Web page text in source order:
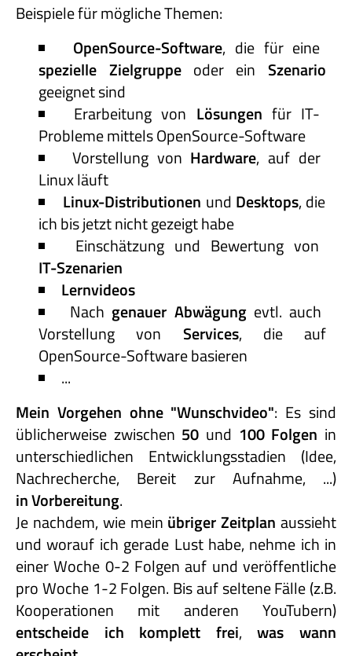
Beispiele für mögliche Themen:
OpenSource-Software, die für eine
spezielle Zielgruppeoder ein Szenario
geeignet sind
Erarbeitung von Lösungen für IT-
Probleme mittels OpenSource-Software
Vorstellung von Hardware, auf der
Linux läuft
Linux-Distributionen und Desktops, die
ich bis jetzt nicht gezeigt habe
Einschätzung und Bewertung von
IT-Szenarien
Lernvideos
Nach genauer Abwägungevtl. auch
Vorstellung von Services, die auf
OpenSource-Software basieren
...
Mein Vorgehen ohne "Wunschvideo": Es sind
üblicherweise zwischen 50 und 100 Folgen in
unterschiedlichen Entwicklungsstadien (Idee,
Nachrecherche, Bereit zur Aufnahme, ...)
in Vorbereitung.
Je nachdem, wie mein übriger Zeitplan aussieht
und worauf ich gerade Lust habe, nehme ich in
einer Woche 0-2 Folgen auf und veröffentliche
pro Woche 1-2 Folgen. Bis auf seltene Fälle (z.B.
Kooperationen mit anderen YouTubern)
entscheide
ich komplett frei,was
wann